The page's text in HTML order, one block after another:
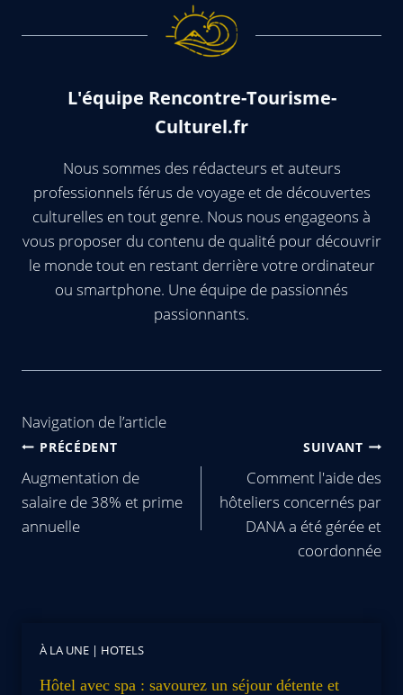
L'équipe Rencontre-Tourisme-
Culturel.fr
Nous sommes des rédacteurs et auteurs
professionnels férus de voyage et de découvertes
culturelles en tout genre. Nous nous engageons à
vous proposer du contenu de qualité pour découvrir
le monde tout en restant derrière votre ordinateur
ou smartphone. Une équipe de passionnés
passionnants.
Navigation de l’article
PRÉCÉDENT
Augmentation de
salaire de 38% et prime
annuelle
SUIVANT
Comment l'aide des
hôteliers concernés par
DANA a été gérée et
coordonnée
À LA UNE | HOTELS
Hôtel avec spa : savourez un séjour détente et